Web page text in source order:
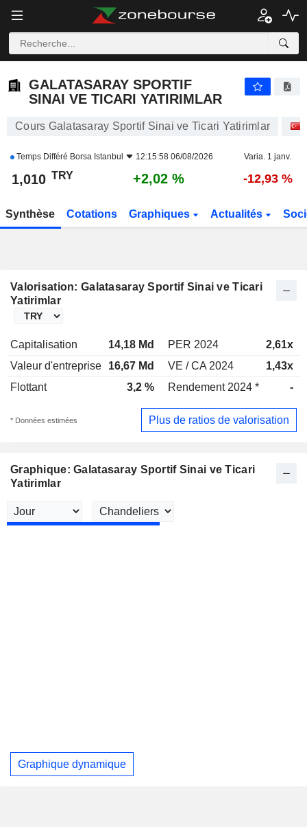
GALATASARAY SPORTIF
SINAI VE TICARI YATIRIMLAR
Cours Galatasaray Sportif Sinai ve Ticari Yatirimlar
Temps Différé Borsa Istanbul 12:15:58 06/08/2026 Varia. 1 janv.
1,010 TRY +2,02 % -12,93 %
Synthèse Cotations Graphiques Actualités
Valorisation: Galatasaray Sportif Sinai ve Ticari
Yatirimlar
Capitalisation 14,18 Md PER 2024
2,61x
Valeur d'entreprise
16,67 Md VE / CA 2024
1,43x
Flottant
3,2 % Rendement 2024 * -
* Données estimées Plus de ratios de valorisation
Graphique: Galatasaray Sportif Sinai ve Ticari
Yatirimlar
Graphique dynamique